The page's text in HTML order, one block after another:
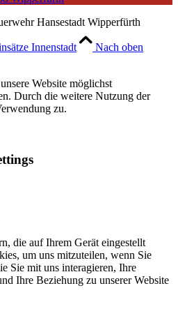
Hansestadt Wipperfürth
Innenstadt
Nach oben
Website möglichst
Durch die weitere Nutzung der
zu.
die auf Ihrem Gerät eingestellt
um uns mitzuteilen, wenn Sie
Sie mit uns interagieren, Ihre
Ihre Beziehung zu unserer Website